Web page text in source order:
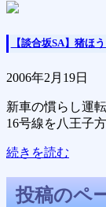
【談合坂SA】猪ほ
2006年2月19日
新車の慣らし運
16号線を八王子
続きを読む
投稿のペ